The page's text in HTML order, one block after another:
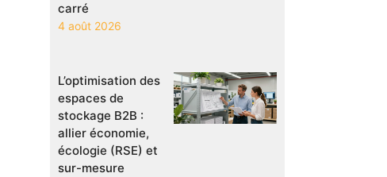
carré
4 août 2026
L’optimisation des
espaces de
stockage B2B :
allier économie,
écologie (RSE) et
sur-mesure